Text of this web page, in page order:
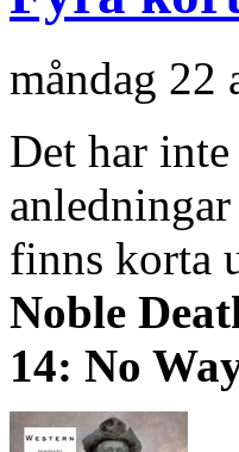
måndag
Det har
finns korta
Noble
14: No